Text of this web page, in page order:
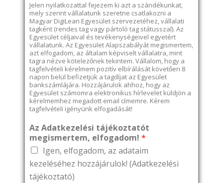
Jelen nyilatkozattal fejezem ki azt a szándékunkat,
mely szerint vállalatunk szeretne csatlakozni a
Magyar DigiLean Egyesület szervezetéhez, vállalati
tagként (rendes tag vagy pártoló tag státusszal). Az
Egyesület céljaival és tevékenységeivel egyetért
vállalatunk. Az Egyesület Alapszabályát megismertem,
azt elfogadom, az általam képviselt vállalatra, mint
tagra nézve kötelezőnek tekintem. Vállalom, hogy a
tagfelvételi kérelmem pozitív elbírálását követően 8
napon belül befizetjük a tagdíjat az Egyesület
bankszámlájára. Hozzájárulok ahhoz, hogy az
Egyesület számomra elektronikus hírlevelet küldjön a
kérelmemhez megadott email címemre. Kérem
tagfelvételi igényünk elfogadását!
Az Adatkezelési tájékoztatót
megismertem, elfogadom! *
Igen, elfogadom, az adataim
kezeléséhez hozzájárulok! (Adatkezelési
tájékoztató)